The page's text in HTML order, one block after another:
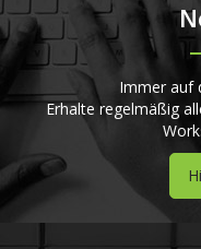
Immer auf
Erhalte regelmäßig